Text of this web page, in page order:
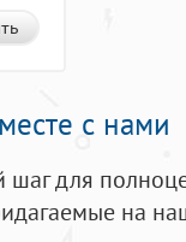
с нами
для
на